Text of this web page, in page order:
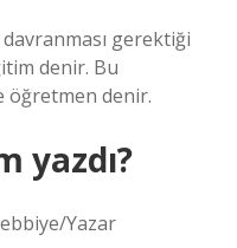
gerektiği
denir. Bu
öğretmen denir.
yazdı?
Yazar